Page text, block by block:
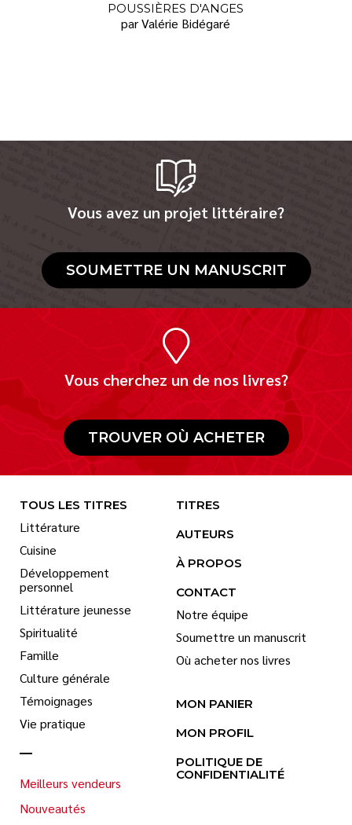
POUSSIÈRES D'ANGES
par Valérie Bidégaré
Vous avez un projet littéraire?
SOUMETTRE UN MANUSCRIT
Vous cherchez un de nos livres?
TROUVER OÙ ACHETER
TOUS LES TITRES
Littérature
Cuisine
Développement
personnel
Littérature jeunesse
Spiritualité
Famille
Culture générale
Témoignages
Vie pratique
Meilleurs vendeurs
Nouveautés
TITRES
AUTEURS
À PROPOS
CONTACT
Notre équipe
Soumettre un manuscrit
Où acheter nos livres
MON PANIER
MON PROFIL
POLITIQUE DE
CONFIDENTIALITÉ